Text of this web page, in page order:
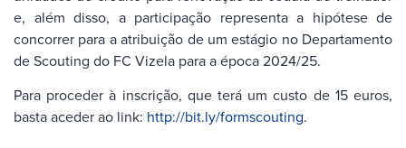
e, além disso, a participação representa a hipótese de
concorrer para a atribuição de um estágio no Departamento
de Scouting do FC Vizela para a época 2024/25.
Para proceder à inscrição, que terá um custo de 15 euros,
basta aceder ao link: http://bit.ly/formscouting.